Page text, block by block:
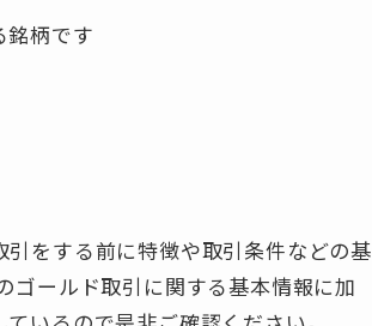
銘柄です
条件などの基
ゴールド取引に関する基本情報に加